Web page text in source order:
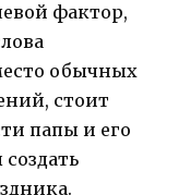
фактор,
обычных
стоит
папы и его